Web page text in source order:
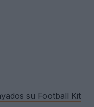
su Football Kit